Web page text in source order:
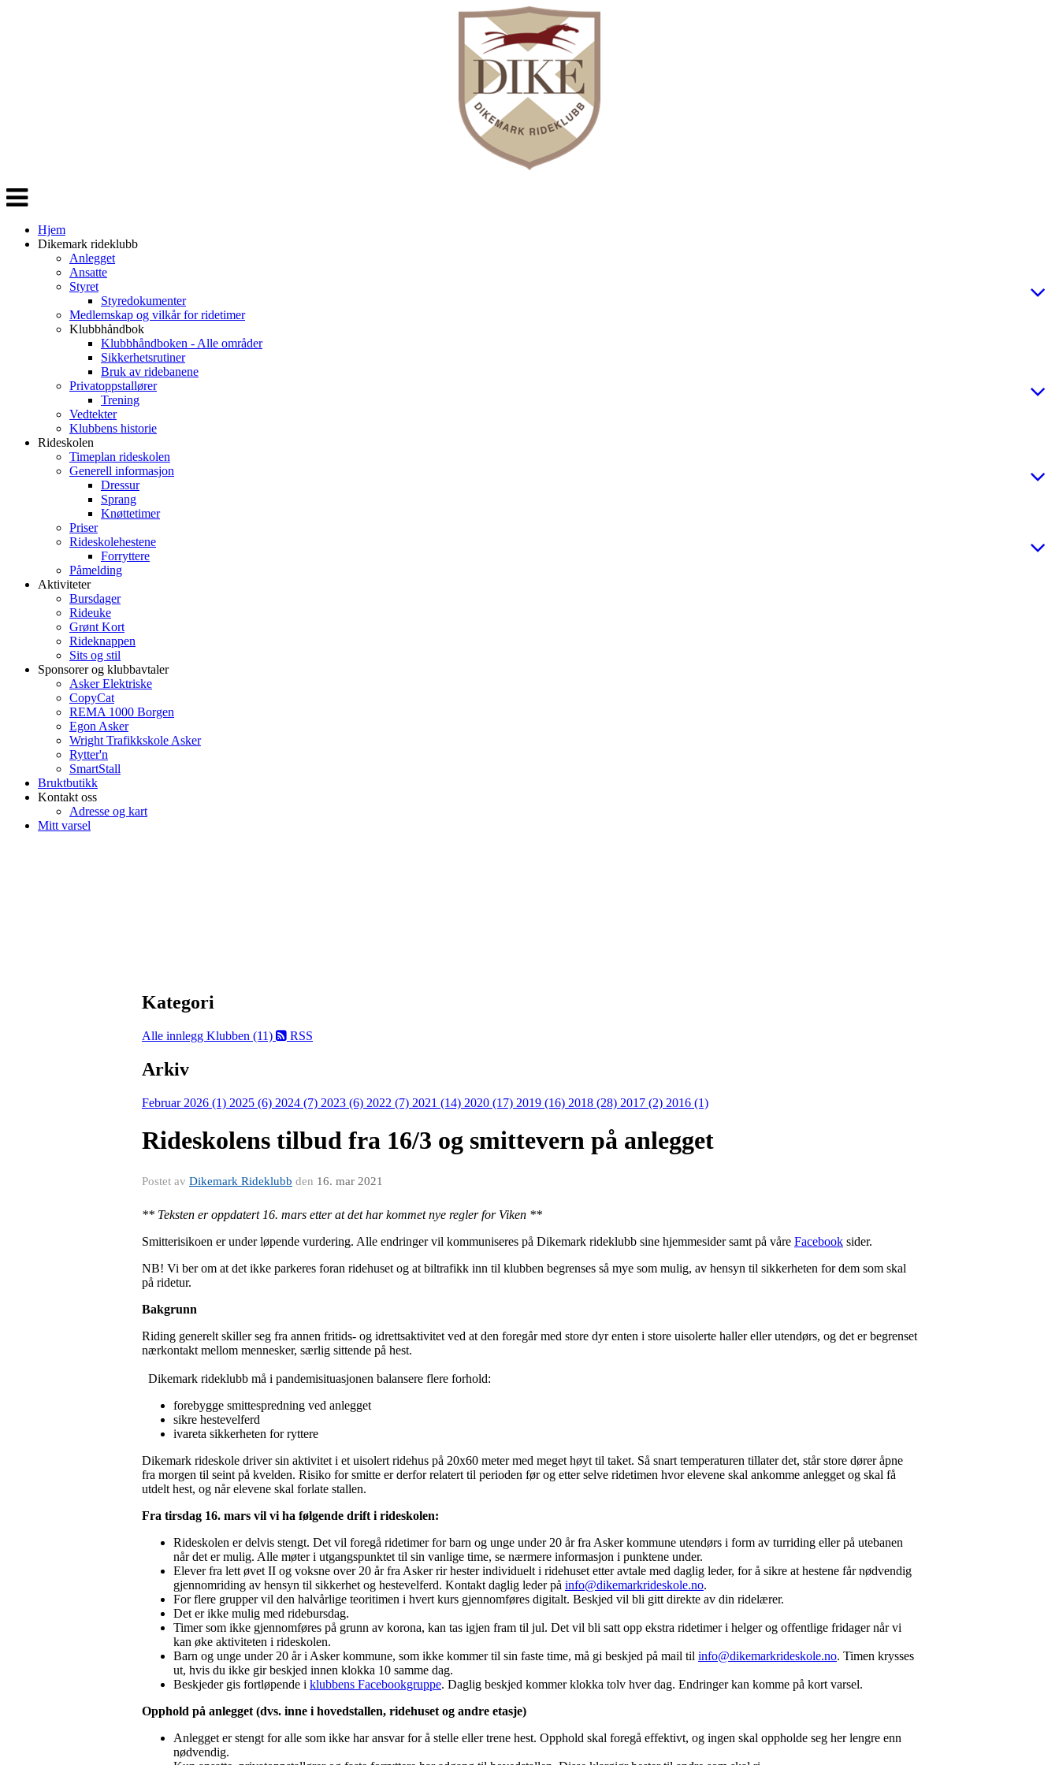
Veksle
navigasjon
Hjem
Dikemark rideklubb
Anlegget
Ansatte
Styret
Styredokumenter
Medlemskap og vilkår for ridetimer
Klubbhåndbok
Klubbhåndboken - Alle områder
Sikkerhetsrutiner
Bruk av ridebanene
Privatoppstallører
Trening
Vedtekter
Klubbens historie
Rideskolen
Timeplan rideskolen
Generell informasjon
Dressur
Sprang
Knøttetimer
Priser
Rideskolehestene
Forryttere
Påmelding
Aktiviteter
Bursdager
Rideuke
Grønt Kort
Rideknappen
Sits og stil
Sponsorer og klubbavtaler
Asker Elektriske
CopyCat
REMA 1000 Borgen
Egon Asker
Wright Trafikkskole Asker
Rytter'n
SmartStall
Bruktbutikk
Kontakt oss
Adresse og kart
Mitt varsel
Kategori
Alle innlegg Klubben (11) RSS
Arkiv
Februar 2026 (1) 2025 (6) 2024 (7) 2023 (6) 2022 (7) 2021 (14) 2020 (17) 2019 (16) 2018 (28) 2017 (2) 2016 (1)
Rideskolens tilbud fra 16/3 og smittevern på anlegget
Postet av Dikemark Rideklubb den 16. mar 2021
** Teksten er oppdatert 16. mars etter at det har kommet nye regler for Viken **
Smitterisikoen er under løpende vurdering. Alle endringer vil kommuniseres på Dikemark rideklubb sine hjemmesider samt på våre Facebook sider.
NB! Vi ber om at det ikke parkeres foran ridehuset og at biltrafikk inn til klubben begrenses så mye som mulig, av hensyn til sikkerheten for dem som skal
på ridetur.
Bakgrunn
Riding generelt skiller seg fra annen fritids- og idrettsaktivitet ved at den foregår med store dyr enten i store uisolerte haller eller utendørs, og det er begrenset
nærkontakt mellom mennesker, særlig sittende på hest.
Dikemark rideklubb må i pandemisituasjonen balansere flere forhold:
forebygge smittespredning ved anlegget
sikre hestevelferd
ivareta sikkerheten for ryttere
Dikemark rideskole driver sin aktivitet i et uisolert ridehus på 20x60 meter med meget høyt til taket. Så snart temperaturen tillater det, står store dører åpne
fra morgen til seint på kvelden. Risiko for smitte er derfor relatert til perioden før og etter selve ridetimen hvor elevene skal ankomme anlegget og skal få
utdelt hest, og når elevene skal forlate stallen.
Fra tirsdag 16. mars vil vi ha følgende drift i rideskolen:
Rideskolen er delvis stengt. Det vil foregå ridetimer for barn og unge under 20 år fra Asker kommune utendørs i form av turriding eller på utebanen
når det er mulig. Alle møter i utgangspunktet til sin vanlige time, se nærmere informasjon i punktene under.
Elever fra lett øvet II og voksne over 20 år fra Asker rir hester individuelt i ridehuset etter avtale med daglig leder, for å sikre at hestene får nødvendig
gjennomriding av hensyn til sikkerhet og hestevelferd. Kontakt daglig leder på info@dikemarkrideskole.no.
For flere grupper vil den halvårlige teoritimen i hvert kurs gjennomføres digitalt. Beskjed vil bli gitt direkte av din ridelærer.
Det er ikke mulig med ridebursdag.
Timer som ikke gjennomføres på grunn av korona, kan tas igjen fram til jul. Det vil bli satt opp ekstra ridetimer i helger og offentlige fridager når vi
kan øke aktiviteten i rideskolen.
Barn og unge under 20 år i Asker kommune, som ikke kommer til sin faste time, må gi beskjed på mail til info@dikemarkrideskole.no. Timen krysses
ut, hvis du ikke gir beskjed innen klokka 10 samme dag.
Beskjeder gis fortløpende i klubbens Facebookgruppe. Daglig beskjed kommer klokka tolv hver dag. Endringer kan komme på kort varsel.
Opphold på anlegget (dvs. inne i hovedstallen, ridehuset og andre etasje)
Anlegget er stengt for alle som ikke har ansvar for å stelle eller trene hest. Opphold skal foregå effektivt, og ingen skal oppholde seg her lengre enn
nødvendig.